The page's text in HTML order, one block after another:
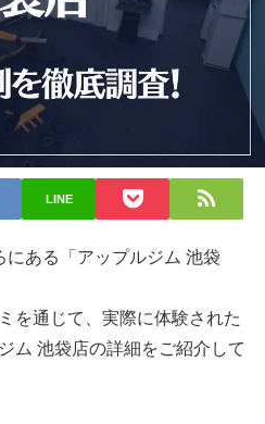
LINE
にある
「アップルジム 池袋
を通じて、実際に体験された
ム 池袋店の詳細をご紹介して